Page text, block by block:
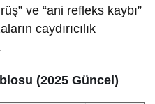
ve “ani refleks kaybı”
caydırıcılık
(2025 Güncel)